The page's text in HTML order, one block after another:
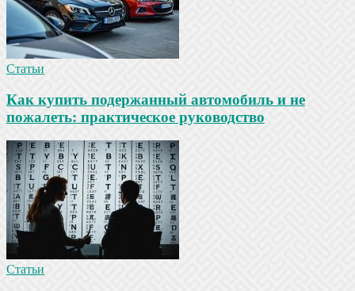
Статьи
Как купить подержанный автомобиль и не
пожалеть: практическое руководство
Статьи